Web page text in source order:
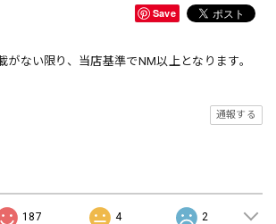
Save
がない限り、当店基準でNM以上となります。
通報する
187 4 2